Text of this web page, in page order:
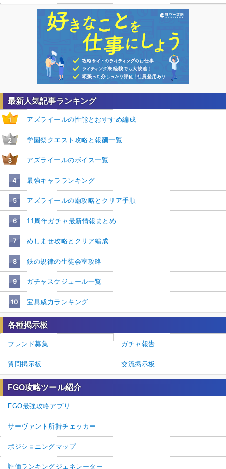
最新人気記事ランキング
1 アズライールの性能とおすすめ編成
2 学園祭クエスト攻略と報酬一覧
3 アズライールのボイス一覧
4 最強キャラランキング
5 アズライールの廟攻略とクリア手順
6 11周年ガチャ最新情報まとめ
7 めしませ攻略とクリア編成
8 鉄の規律の生徒会室攻略
9 ガチャスケジュール一覧
10 宝具威力ランキング
各種掲示板
フレンド募集 ガチャ報告
質問掲示板 交流掲示板
FGO攻略ツール紹介
FGO最強攻略アプリ
サーヴァント所持チェッカー
ポジショニングマップ
評価ランキングジェネレーター